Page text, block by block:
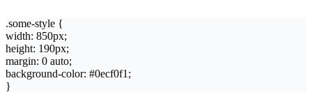
.some-style {
width: 850px;
height: 190px;
margin: 0 auto;
background-color: #0ecf0f1;
}